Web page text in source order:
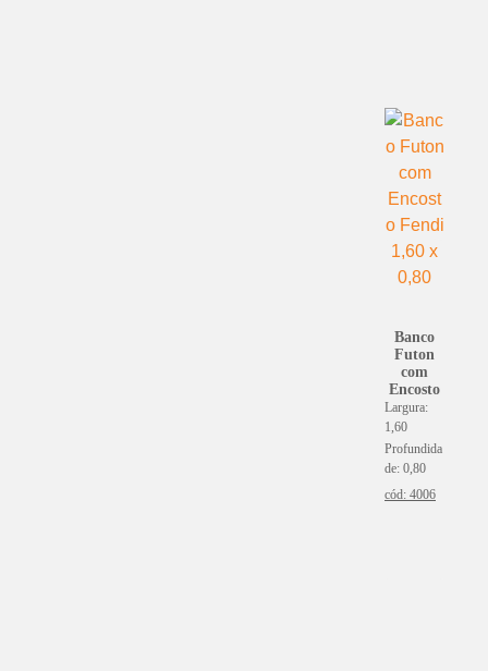
Banco
Futon
com
Encosto
Largura:
1,60
Profundida
de: 0,80
cód: 4006